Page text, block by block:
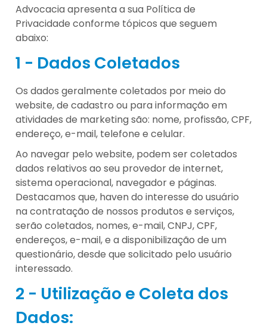
Advocacia apresenta a sua Política de
Privacidade conforme tópicos que seguem
abaixo:
1 - Dados Coletados
Os dados geralmente coletados por meio do
website, de cadastro ou para informação em
atividades de marketing são: nome, profissão, CPF,
endereço, e-mail, telefone e celular.
Ao navegar pelo website, podem ser coletados
dados relativos ao seu provedor de internet,
sistema operacional, navegador e páginas.
Destacamos que, haven do interesse do usuário
na contratação de nossos produtos e serviços,
serão coletados, nomes, e-mail, CNPJ, CPF,
endereços, e-mail, e a disponibilização de um
questionário, desde que solicitado pelo usuário
interessado.
2 - Utilização e Coleta dos
Dados: